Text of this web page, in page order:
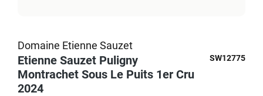
Domaine Etienne Sauzet
Etienne Sauzet Puligny
Montrachet Sous Le Puits 1er Cru
2024
SW12775